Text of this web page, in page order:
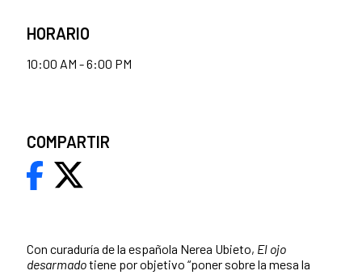
Con curaduría de la española Nerea Ubieto, El ojo
desarmadotiene por objetivo “poner sobre la mesa la
HORARIO
10:00 AM - 6:00 PM
COMPARTIR